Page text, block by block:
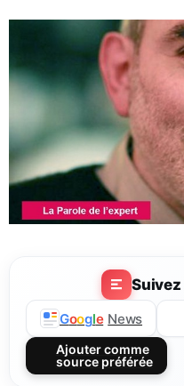
Suivez
Google News
Ajouter comme
source préférée